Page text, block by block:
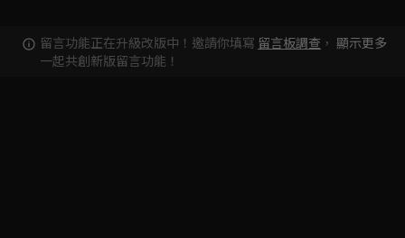
留言功能正在升級改版中！邀請你填寫 留言板調查 ，
一起共創新版留言功能！
顯示更多